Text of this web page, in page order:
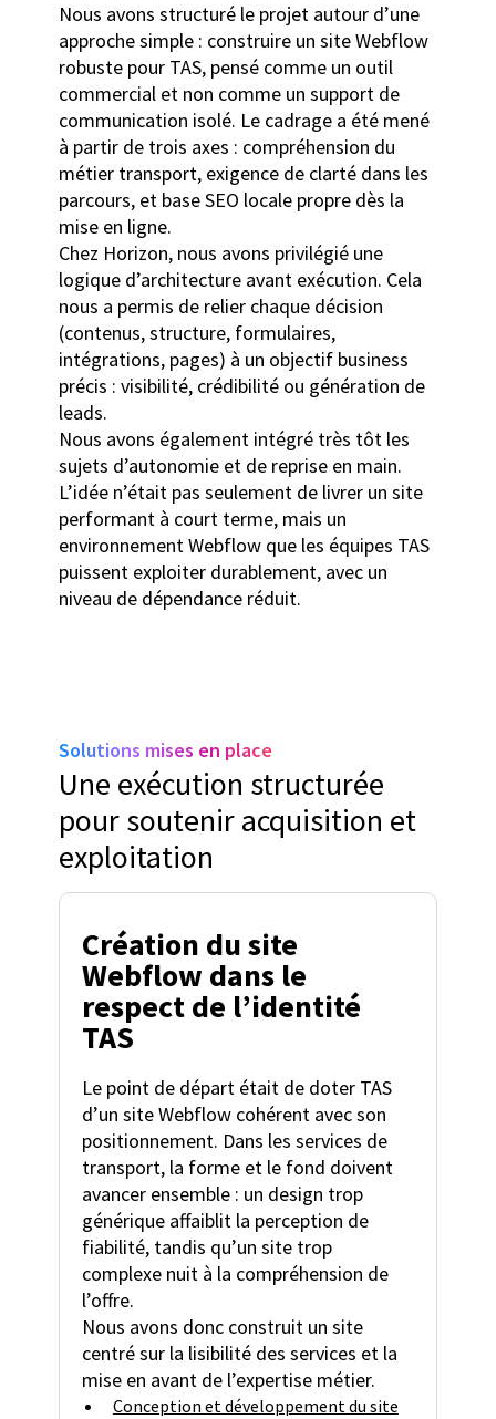
Nous avons structuré le projet autour d’une
approche simple : construire un site Webflow
robuste pour TAS, pensé comme un outil
commercial et non comme un support de
communication isolé. Le cadrage a été mené
à partir de trois axes : compréhension du
métier transport, exigence de clarté dans les
parcours, et base SEO locale propre dès la
mise en ligne.
Chez Horizon, nous avons privilégié une
logique d’architecture avant exécution. Cela
nous a permis de relier chaque décision
(contenus, structure, formulaires,
intégrations, pages) à un objectif business
précis : visibilité, crédibilité ou génération de
leads.
Nous avons également intégré très tôt les
sujets d’autonomie et de reprise en main.
L’idée n’était pas seulement de livrer un site
performant à court terme, mais un
environnement Webflow que les équipes TAS
puissent exploiter durablement, avec un
niveau de dépendance réduit.
Solutions mises en place
Une exécution structurée
pour soutenir acquisition et
exploitation
Création du site
Webflow dans le
respect de l’identité
TAS
Le point de départ était de doter TAS
d’un site Webflow cohérent avec son
positionnement. Dans les services de
transport, la forme et le fond doivent
avancer ensemble : un design trop
générique affaiblit la perception de
fiabilité, tandis qu’un site trop
complexe nuit à la compréhension de
l’offre.
Nous avons donc construit un site
centré sur la lisibilité des services et la
mise en avant de l’expertise métier.
Conception et développement du site